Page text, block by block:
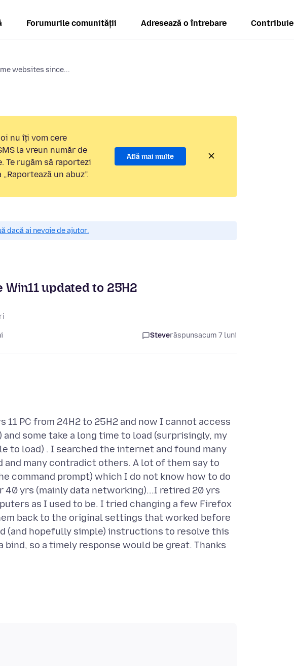
Forumurile comunității Adresează o întrebare Contribuie
websites since...
nu îți vom cere
la vreun număr de
Te rugăm să raportezi
un abuz”.
Află mai multe
dacă ai nevoie de ajutor.
updated to 25H2
Steverăspunsacum 7 luni
PC from 24H2 to 25H2 and now I cannot access
some take a long time to load (surprisingly, my
to load) . I searched the internet and found many
many contradict others. A lot of them say to
command prompt) which I do not know how to do
yrs (mainly data networking)...I retired 20 yrs
as I used to be. I tried changing a few Firefox
back to the original settings that worked before
(and hopefully simple) instructions to resolve this
so a timely response would be great. Thanks